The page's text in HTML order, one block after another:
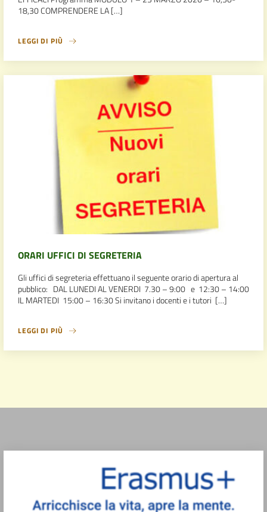
18,30 COMPRENDERE LA […]
LEGGI DI PIÙ
ORARI UFFICI DI SEGRETERIA
Gli uffici di segreteria effettuano il seguente orario di apertura al
pubblico: DAL LUNEDI AL VENERDI 7.30 – 9:00 e 12:30 – 14:00
IL MARTEDI 15:00 – 16:30 Si invitano i docenti e i tutori […]
LEGGI DI PIÙ